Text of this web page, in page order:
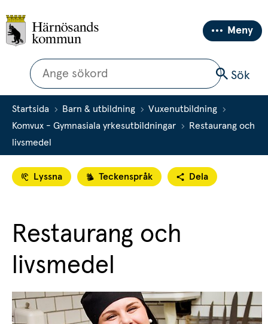
Meny
Sök
Sök
Startsida Barn & utbildning
Vuxenutbildning
Komvux - Gymnasiala yrkesutbildningar
Restaurang och
livsmedel
Lyssna Teckenspråk Dela
Restaurang och
livsmedel